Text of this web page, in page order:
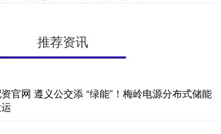
推荐资讯
官网 遵义公交添 “绿能”！梅岭电源分布式储能